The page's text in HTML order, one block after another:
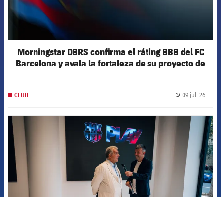
Morningstar DBRS confirma el ráting BBB del FC
Barcelona y avala la fortaleza de su proyecto de
CLUB 09 jul. 26
FCB Barcelona badge